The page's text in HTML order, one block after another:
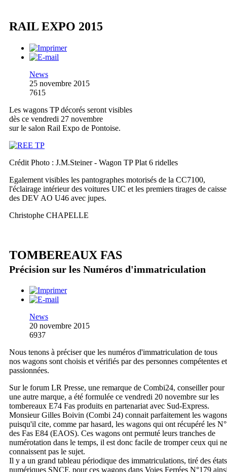
RAIL EXPO 2015
News
25 novembre 2015
7615
Les wagons TP décorés seront visibles
dès ce vendredi 27 novembre
sur le salon Rail Expo de Pontoise.
Crédit Photo : J.M.Steiner - Wagon TP Plat 6 ridelles
Egalement visibles les pantographes motorisés de la CC7100,
l'éclairage intérieur des voitures UIC et les premiers tirages de caisse
des DEV AO U46 avec jupes.
Christophe CHAPELLE
TOMBEREAUX FAS
Précision sur les Numéros d'immatriculation
News
20 novembre 2015
6937
Nous tenons à préciser que les numéros d'immatriculation de tous
nos wagons sont choisis et vérifiés par des personnes compétentes et
passionnées.
Sur le forum LR Presse, une remarque de Combi24, conseiller pour
une autre marque, a été formulée ce vendredi 20 novembre sur les
tombereaux E74 Fas produits en partenariat avec Sud-Express.
Monsieur Gilles Boivin (Combi 24) connait parfaitement les wagons
puisqu'il cite, comme par hasard, les wagons qui ont récupéré les N°
des Fas E84 (EAOS). Ces wagons ont permuté leurs tranches de
numérotation dans le temps, il est donc facile de tromper ceux qui ne
connaissent pas le sujet.
Il y a un grand tableau périodique des immatriculations, tiré des états
numériques SNCF, pour ces wagons dans Voies Ferrées N°179